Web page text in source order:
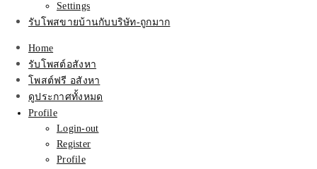
Settings
รับโพสขายบ้านกับบริษัท-ถูกมาก
Home
รับโพสต์อสังหา
โพสต์ฟรี อสังหา
ดูประกาศทั้งหมด
Profile
Login-out
Register
Profile